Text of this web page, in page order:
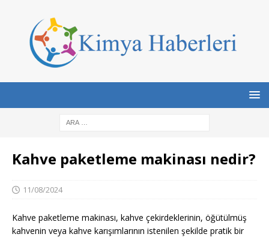
Kahve paketleme makinası nedir?
11/08/2024
Kahve paketleme makinası, kahve çekirdeklerinin, öğütülmüş
kahvenin veya kahve karışımlarının istenilen şekilde pratik bir